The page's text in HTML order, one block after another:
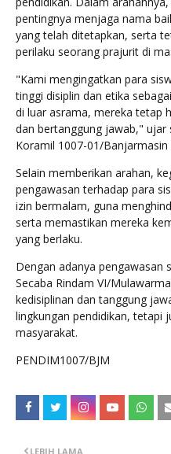
pentingnya menjaga nama
yang telah ditetapkan, serta
perilaku seorang prajurit di
"Kami mengingatkan para
tinggi disiplin dan etika
di luar asrama, mereka tetap
dan bertanggung jawab,"
Koramil 1007-01/Banjarmasin
Selain memberikan arahan,
pengawasan terhadap para
izin bermalam, guna
serta memastikan mereka
yang berlaku.
Dengan adanya pengawasan
Secaba Rindam VI/
kedisiplinan dan tanggung
lingkungan pendidikan, tetapi
masyarakat.
PENDIM1007/BJM
LEBIH LAMA